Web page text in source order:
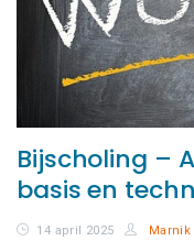
Bijscholing –
basis en
14 april 2025